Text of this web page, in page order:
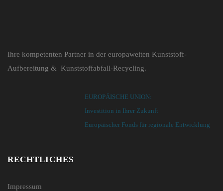
Ihre kompetenten Partner in der europaweiten Kunststoff-
Aufbereitung & Kunststoffabfall-Recycling.
EUROPÄISCHE UNION:
Investition in Ihrer Zukunft
Europäischer Fonds für regionale Entwicklung
RECHTLICHES
Impressum